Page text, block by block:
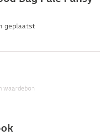
geplaatst
waardebon